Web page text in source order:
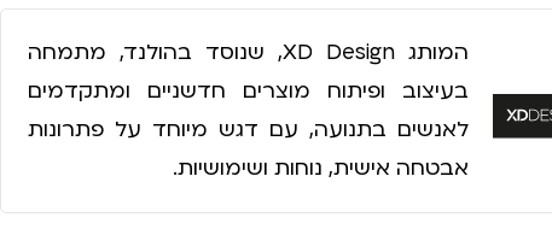
המותג XD Design, שנוסד בהולנד, מתמחה
בעיצוב ופיתוח מוצרים חדשניים ומתקדמים
לאנשים בתנועה, עם דגש מיוחד על פתרונות
אבטחה אישית, נוחות ושימושיות.